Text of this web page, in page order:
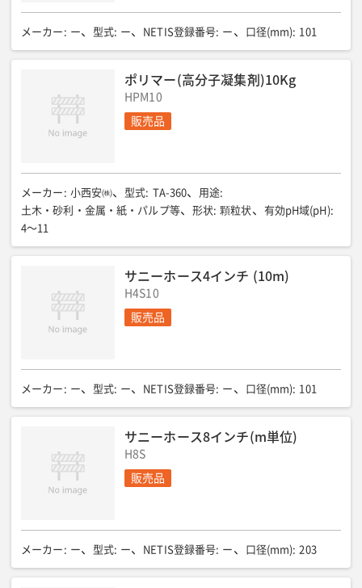
メーカー : ー 型式: ー NETIS登録番号: ー 口径(mm): 101
ポリマー(高分子凝集剤)10Kg
HPM10
販売品
メーカー : 小西安㈱ 型式: TA-360 用途:
土木・砂利・金属・紙・パルプ等
形状: 顆粒状 有効pH域(pH):
4〜11
サニーホース4インチ (10m)
H4S10
販売品
メーカー : ー 型式: ー NETIS登録番号: ー 口径(mm): 101
サニーホース8インチ(m単位)
H8S
販売品
メーカー : ー 型式: ー NETIS登録番号: ー 口径(mm): 203